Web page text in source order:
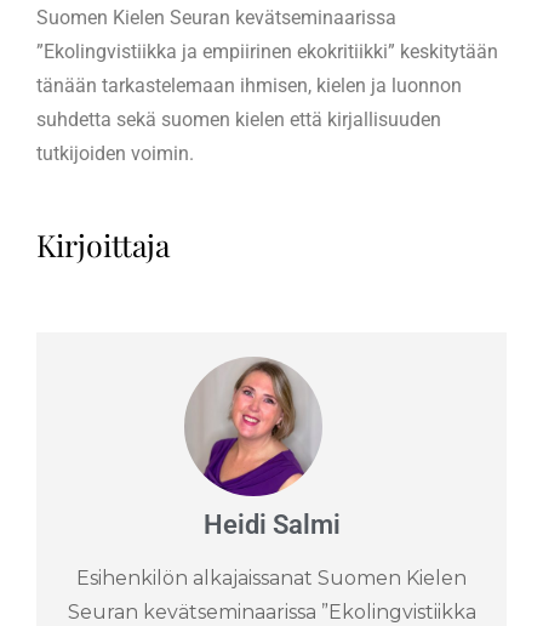
Suomen Kielen Seuran kevätseminaarissa
”Ekolingvistiikka ja empiirinen ekokritiikki” keskitytään
tänään tarkastelemaan ihmisen, kielen ja luonnon
suhdetta sekä suomen kielen että kirjallisuuden
tutkijoiden voimin.
Kirjoittaja
Heidi Salmi
Esihenkilön alkajaissanat Suomen Kielen
Seuran kevätseminaarissa ”Ekolingvistiikka